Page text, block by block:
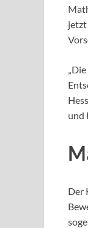
jetzt
und
Der